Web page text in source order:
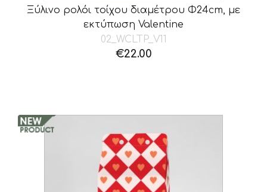
Ξύλινο ρολόι τοίχου διαμέτρου Φ24cm, με
εκτύπωση Valentine
02_WCLTP_V11
€22.00